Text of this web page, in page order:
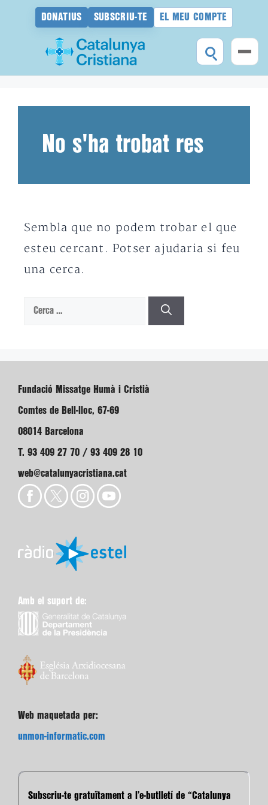
DONATIUS SUBSCRIU-TE EL MEU COMPTE
No s'ha trobat res
Sembla que no podem trobar el que
esteu cercant. Potser ajudaria si feu
una cerca.
Cerca:
Fundació Missatge Humà i Cristià
Comtes de Bell-lloc, 67-69
08014 Barcelona
T. 93 409 27 70 / 93 409 28 10
web@catalunyacristiana.cat
Amb el suport de:
Web maquetada per:
unmon-informatic.com
Subscriu-te gratuïtament a l’e-butlletí de “Catalunya